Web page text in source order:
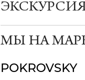
МЫ НА
POKROVSKY